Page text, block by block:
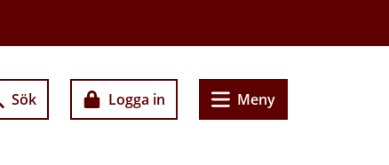
Sök Logga in Meny